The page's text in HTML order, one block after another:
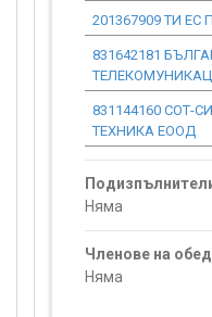
201367909 ТИ
831642181
831144160 СОТ-
ТЕХНИКА ЕООД
Няма
Членове на
Няма